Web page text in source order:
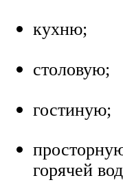
кухню;
столовую;
гостиную;
горячей